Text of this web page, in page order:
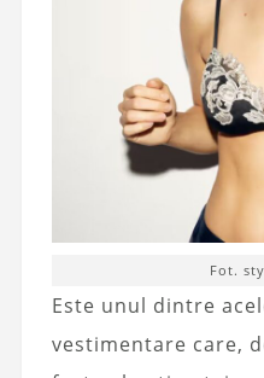
Fot.
Este unul dintre
vestimentare care,